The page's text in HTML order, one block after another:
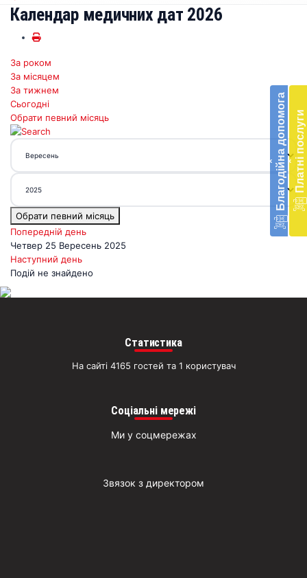
‹ Благодійна допомогав
‹ Платні послуги
Календар медичних дат 2026
За роком
За місяцем
За тижнем
Сьогодні
Обрати певний місяць
Обрати певний місяць
Попередній день
Четвер 25 Вересень 2025
Наступний день
Подій не знайдено
Статистика
На сайті 4165 гостей та 1 користувач
Соціальні мережі
Ми у соцмережах
Звязок з директором